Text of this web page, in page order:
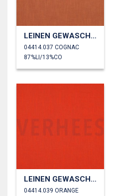
LEINEN GEWASCHEN 230 GM2
04414.037 COGNAC
87%LI/13%CO
LEINEN GEWASCHEN 230 GM2
04414.039 ORANGE